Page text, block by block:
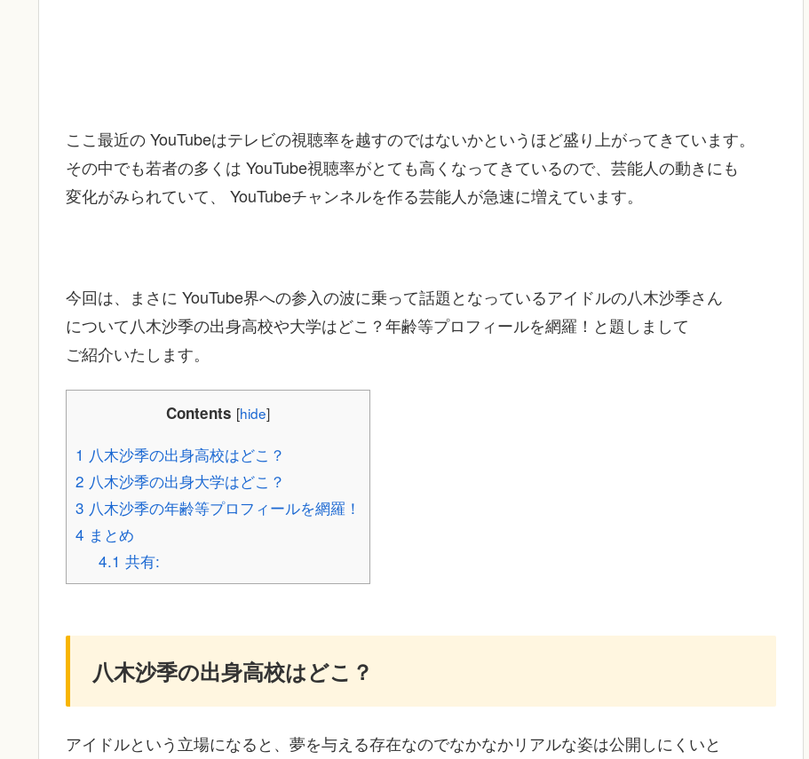
ここ最近の YouTubeはテレビの視聴率を越すのではないかというほど盛り上がってきています。
その中でも若者の多くは YouTube視聴率がとても高くなってきているので、芸能人の動きにも
変化がみられていて、 YouTubeチャンネルを作る芸能人が急速に増えています。
今回は、まさに YouTube界への参入の波に乗って話題となっているアイドルの八木沙季さん
について八木沙季の出身高校や大学はどこ？年齢等プロフィールを網羅！と題しまして
ご紹介いたします。
Contents [hide]
1 八木沙季の出身高校はどこ？
2 八木沙季の出身大学はどこ？
3 八木沙季の年齢等プロフィールを網羅！
4 まとめ
4.1 共有:
八木沙季の出身高校はどこ？
アイドルという立場になると、夢を与える存在なのでなかなかリアルな姿は公開しにくいと